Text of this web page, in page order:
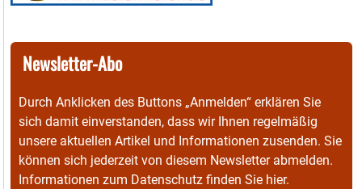
Newsletter-Abo
Durch Anklicken des Buttons „Anmelden“ erklären Sie
sich damit einverstanden, dass wir Ihnen regelmäßig
unsere aktuellen Artikel und Informationen zusenden. Sie
können sich jederzeit von diesem Newsletter abmelden.
Informationen zum Datenschutz finden Sie hier.